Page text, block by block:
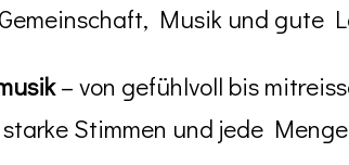
Musik und gute
– von gefühlvoll bis
Stimmen und jede